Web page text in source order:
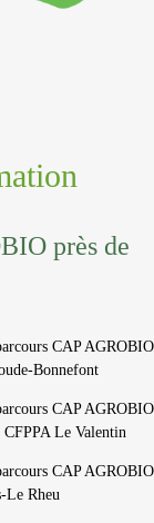
près de
CAP AGROBIO
Bonnefont
CAP AGROBIO
Le Valentin
CAP AGROBIO
Le Rheu